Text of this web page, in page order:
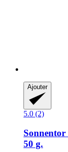
Ajouter
5.0 (2)
Sonnentor
50 g.